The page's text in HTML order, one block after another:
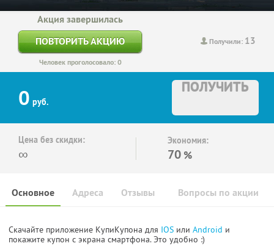
Получили: 13
Акция завершилась
ПОВТОРИТЬ АКЦИЮ
Человек проголосовало: 0
0 руб.
ПОЛУЧИТЬ
Цена без скидки:
∞
Экономия:
70 %
Основное Отзывы Вопросы по акции
Адреса
Скачайте приложение КупиКупона для IOS или Android и
покажите купон с экрана смартфона. Это удобно :)